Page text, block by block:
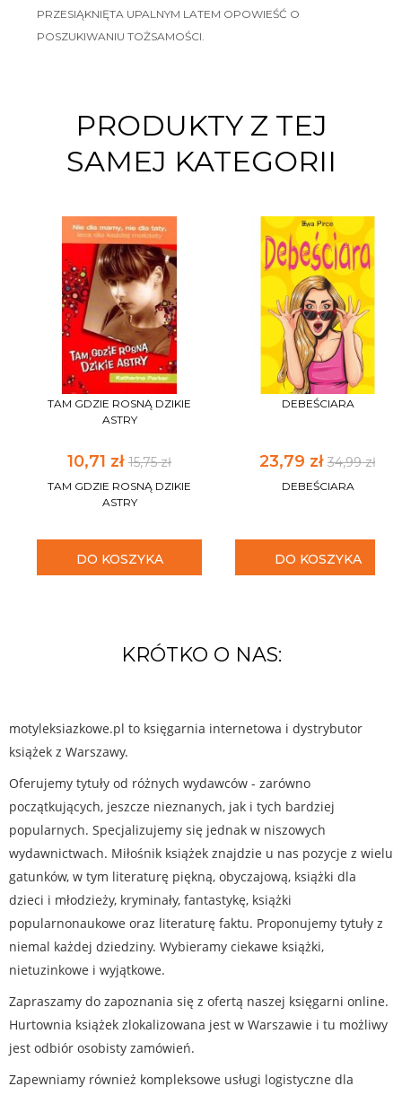
PRZESIĄKNIĘTA UPALNYM LATEM OPOWIEŚĆ O
POSZUKIWANIU TOŻSAMOŚCI.
PRODUKTY Z TEJ
SAMEJ KATEGORII
TAM GDZIE ROSNĄ DZIKIE
ASTRY
10,71 zł 15,75 zł
TAM GDZIE ROSNĄ DZIKIE
ASTRY
DO KOSZYKA
DEBEŚCIARA
23,79 zł 34,99 zł
DEBEŚCIARA
DO KOSZYKA
KRÓTKO O NAS:
motyleksiazkowe.pl to księgarnia internetowa i dystrybutor
książek z Warszawy.
Oferujemy tytuły od różnych wydawców - zarówno
początkujących, jeszcze nieznanych, jak i tych bardziej
popularnych. Specjalizujemy się jednak w niszowych
wydawnictwach. Miłośnik książek znajdzie u nas pozycje z wielu
gatunków, w tym literaturę piękną, obyczajową, książki dla
dzieci i młodzieży, kryminały, fantastykę, książki
popularnonaukowe oraz literaturę faktu. Proponujemy tytuły z
niemal każdej dziedziny. Wybieramy ciekawe książki,
nietuzinkowe i wyjątkowe.
Zapraszamy do zapoznania się z ofertą naszej księgarni online.
Hurtownia książek zlokalizowana jest w Warszawie i tu możliwy
jest odbiór osobisty zamówień.
Zapewniamy również kompleksowe usługi logistyczne dla